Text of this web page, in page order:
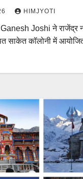
HIMJYOTI
Ganesh Joshi ने राजेंद्र
साकेत कॉलोनी में